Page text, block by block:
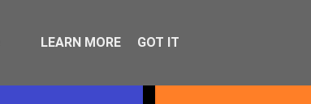
LEARN MORE GOT IT